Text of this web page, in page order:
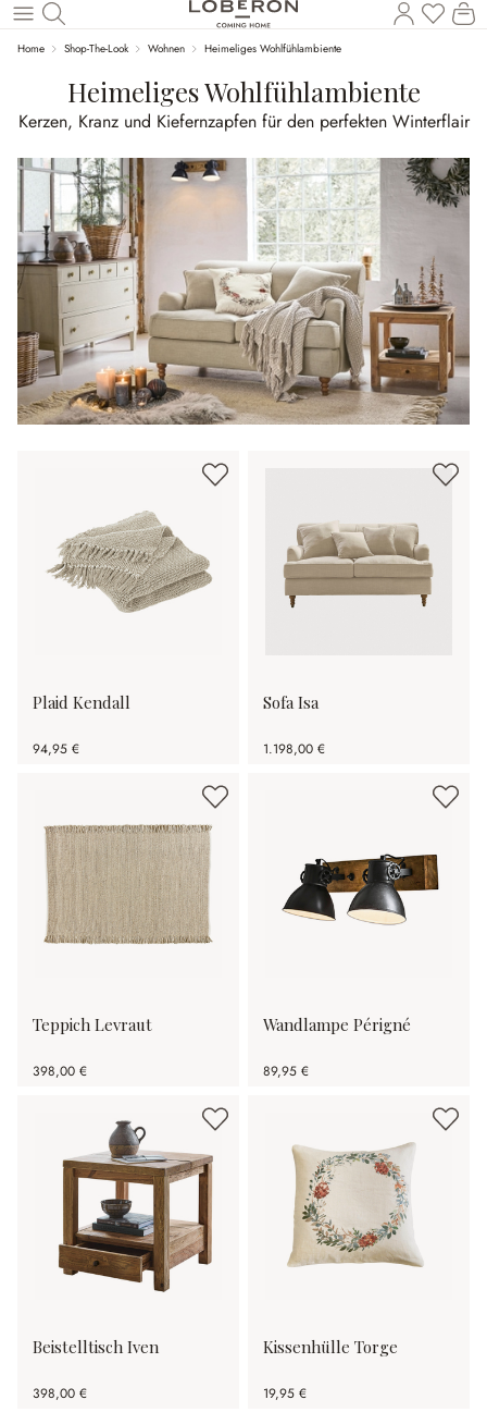
Zum Hauptinhalt springen
Du
Home Shop-The-Look Wohnen Heimeliges Wohlfühlambiente
Heimeliges Wohlfühlambiente
Kerzen, Kranz und Kiefernzapfen für den perfekten Winterflair
Plaid Kendall
94,95 €
Sofa Isa
1.198,00 €
Teppich Levraut
398,00 €
Wandlampe Périgné
89,95 €
Beistelltisch Iven
398,00 €
Kissenhülle Torge
19,95 €